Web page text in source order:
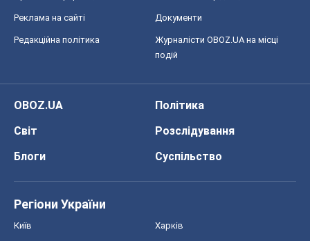
Реклама на сайті Документи
Редакційна політика
Журналісти OBOZ.UA на місці
подій
OBOZ.UA
Політика
Світ
Розслідування
Блоги
Суспільство
Регіони України
Київ Харків